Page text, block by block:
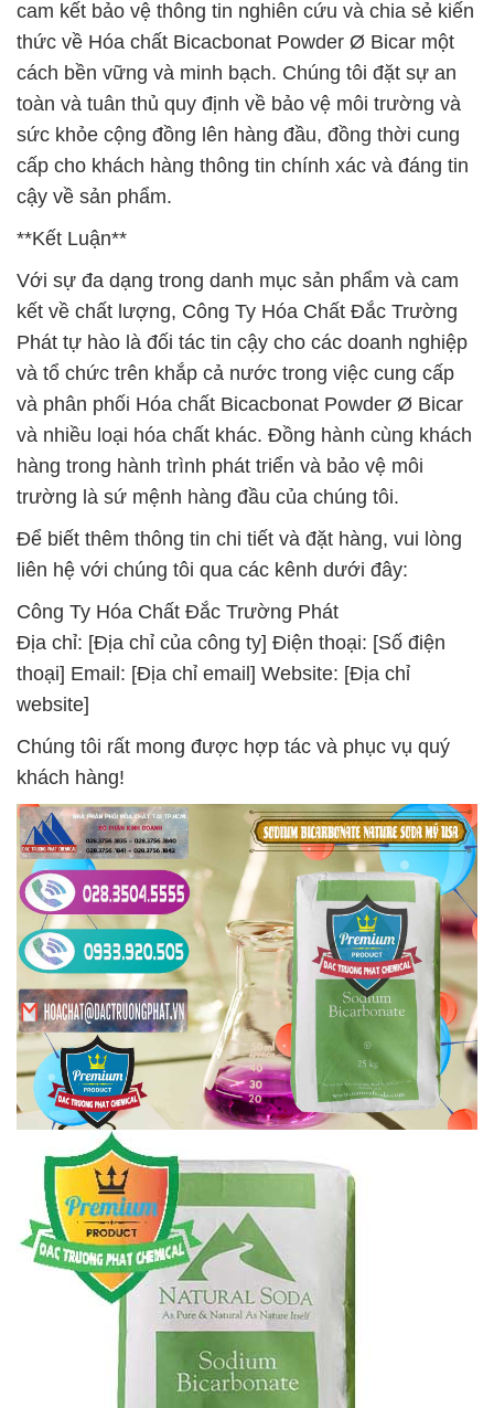
cam kết bảo vệ thông tin nghiên cứu và chia sẻ kiến
thức về Hóa chất Bicacbonat Powder Ø Bicar một
cách bền vững và minh bạch. Chúng tôi đặt sự an
toàn và tuân thủ quy định về bảo vệ môi trường và
sức khỏe cộng đồng lên hàng đầu, đồng thời cung
cấp cho khách hàng thông tin chính xác và đáng tin
cậy về sản phẩm.
**Kết Luận**
Với sự đa dạng trong danh mục sản phẩm và cam
kết về chất lượng, Công Ty Hóa Chất Đắc Trường
Phát tự hào là đối tác tin cậy cho các doanh nghiệp
và tổ chức trên khắp cả nước trong việc cung cấp
và phân phối Hóa chất Bicacbonat Powder Ø Bicar
và nhiều loại hóa chất khác. Đồng hành cùng khách
hàng trong hành trình phát triển và bảo vệ môi
trường là sứ mệnh hàng đầu của chúng tôi.
Để biết thêm thông tin chi tiết và đặt hàng, vui lòng
liên hệ với chúng tôi qua các kênh dưới đây:
Công Ty Hóa Chất Đắc Trường Phát
Địa chỉ: [Địa chỉ của công ty] Điện thoại: [Số điện
thoại] Email: [Địa chỉ email] Website: [Địa chỉ
website]
Chúng tôi rất mong được hợp tác và phục vụ quý
khách hàng!